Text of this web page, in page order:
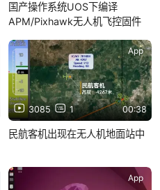
国产操作系统UOS下编译
APM/Pixhawk无人机飞控固件
3085 1 00:38
App
民航客机出现在无人机地面站中
App